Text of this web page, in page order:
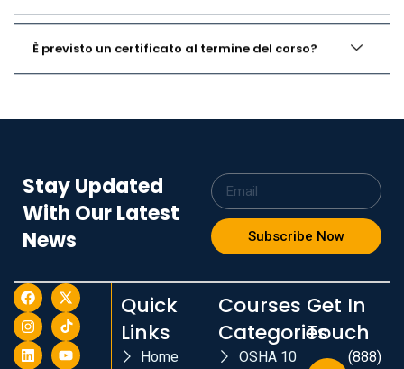
È previsto un certificato al termine del corso?
Stay Updated
With Our Latest
News
Subscribe Now
Quick
Links
Home
Courses
Categories
OSHA 10
Get In
Touch
(888)